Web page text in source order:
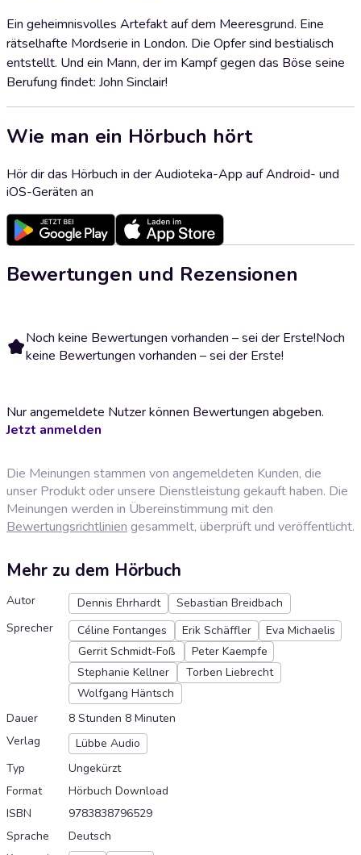
Ein geheimnisvolles Artefakt auf dem Meeresgrund. Eine
rätselhafte Mordserie in London. Die Opfer sind bestialisch
entstellt. Und ein Mann, der im Kampf gegen das Böse seine
Berufung findet: John Sinclair!
Wie man ein Hörbuch hört
Hör dir das Hörbuch in der Audioteka-App auf Android- und
iOS-Geräten an
Bewertungen und Rezensionen
Noch keine Bewertungen vorhanden – sei der Erste!Noch
keine Bewertungen vorhanden – sei der Erste!
Nur angemeldete Nutzer können Bewertungen abgeben.
Jetzt anmelden
Die Meinungen stammen von angemeldeten Kunden, die
unser Produkt oder unsere Dienstleistung gekauft haben. Die
Meinungen werden in Übereinstimmung mit den
Bewertungsrichtlinien gesammelt, überprüft und veröffentlicht.
Mehr zu dem Hörbuch
Autor Dennis Ehrhardt
Sebastian Breidbach
Sprecher
Céline Fontanges Erik Schäffler
Eva Michaelis
Gerrit Schmidt-Foß
Peter Kaempfe
Stephanie Kellner
Torben Liebrecht
Wolfgang Häntsch
Dauer
8 Stunden 8 Minuten
Verlag
Lübbe Audio
Typ
Ungekürzt
Format
Hörbuch Download
ISBN
9783838796529
Sprache
Deutsch